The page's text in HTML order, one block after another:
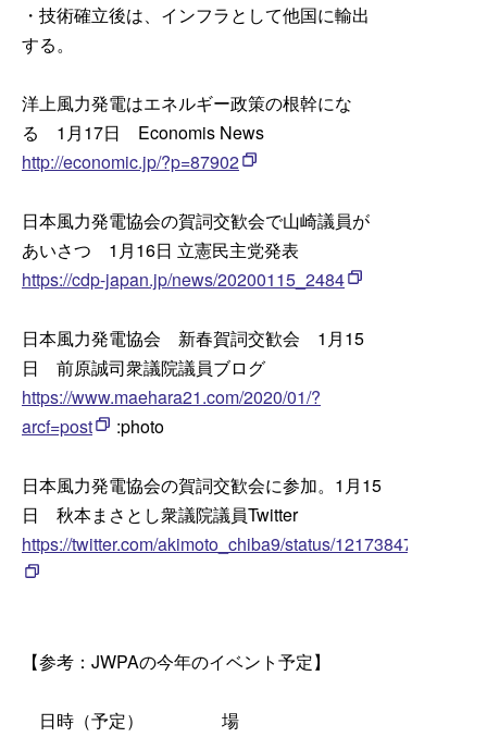
・技術確立後は、インフラとして他国に輸出
する。
洋上風力発電はエネルギー政策の根幹にな
る 1月17日 Economis News
http://economic.jp/?p=87902
日本風力発電協会の賀詞交歓会で山崎議員が
あいさつ 1月16日 立憲民主党発表
https://cdp-japan.jp/news/20200115_2484
日本風力発電協会 新春賀詞交歓会 1月15
日 前原誠司衆議院議員ブログ
https://www.maehara21.com/2020/01/?
arcf=post
:photo
日本風力発電協会の賀詞交歓会に参加。1月15
日 秋本まさとし衆議院議員Twitter
https://twitter.com/akimoto_chiba9/status/
【参考：JWPAの今年のイベント予定】
日時（予定） 場